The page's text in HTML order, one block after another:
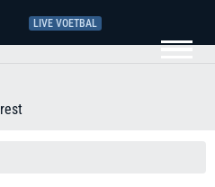
LIVE VOETBAL